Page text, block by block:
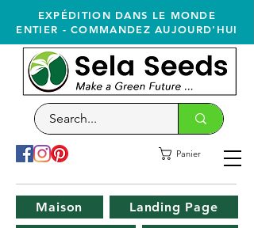
EXPÉDITION DANS LE MONDE
ENTIER - COMMANDEZ AUJOURD'HUI
Panier
Maison
Landing Page